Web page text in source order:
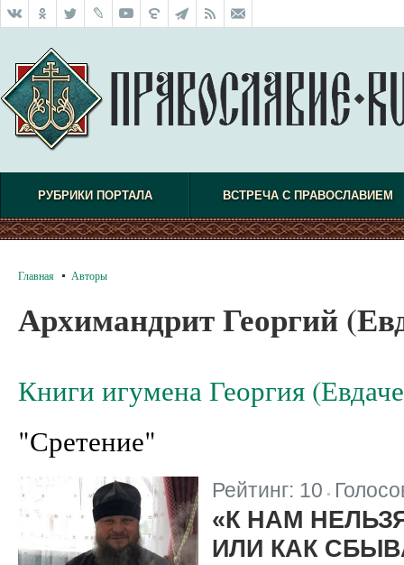
РУБРИКИ ПОРТАЛА ВСТРЕЧА С ПРАВОСЛАВИЕМ
Главная Авторы
Архимандрит Георгий
Книги игумена Георгия
"Сретение"
Рейтинг: 10
«К НАМ
ИЛИ КАК